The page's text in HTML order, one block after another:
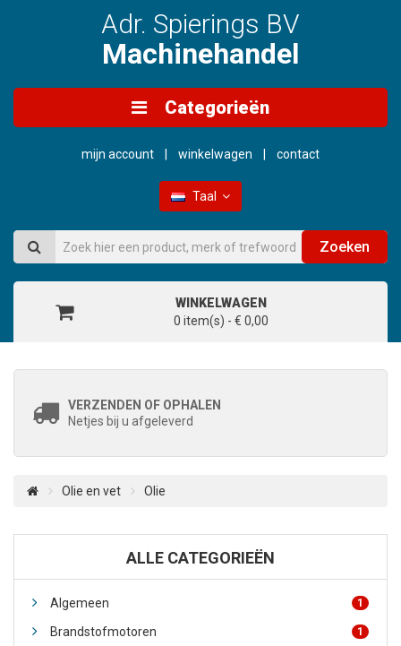
Adr. Spierings BV
Machinehandel
Categorieën
mijn account winkelwagen contact
Taal
Zoeken
WINKELWAGEN
0 item(s) - € 0,00
VERZENDEN OF OPHALEN
Netjes bij u afgeleverd
Olie en vet Olie
ALLE CATEGORIEËN
Algemeen 1
Brandstofmotoren 1